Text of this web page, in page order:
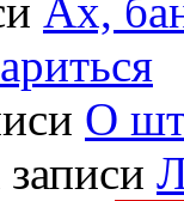
Ах,
О
записи